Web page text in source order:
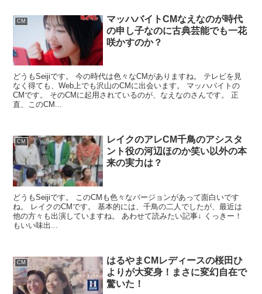
CM
マッハバイトCMなえなのが時代
の申し子なのに古典芸能でも一花
咲かすのか？
どうもSeijiです。 今の時代は色々なCMがありますね。 テレビを見
なく得ても、Web上でも沢山のCMに出会います。 マッハバイトの
CMです。 そのCMに起用されているのが、なえなのさんです。 正
直、このCM...
CM
レイクのアレCM千鳥のアシスタ
ント役の河辺ほのか笑い以外の本
来の実力は？
どうもSeijiです。 このCMも色々なバージョンがあって面白いです
ね。 レイクのCMです。 基本的には、千鳥の二人でしたが、最近は
他の方々も出演していますね。 あわせて読みたい記事↓ くっきー！
もいい味出...
CM
はるやまCMレディースの桜田ひ
よりが大変身！まさに変幻自在で
驚いた！